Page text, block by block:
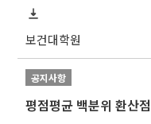
보건대학원
공지사항
평점평균 백분위 환산